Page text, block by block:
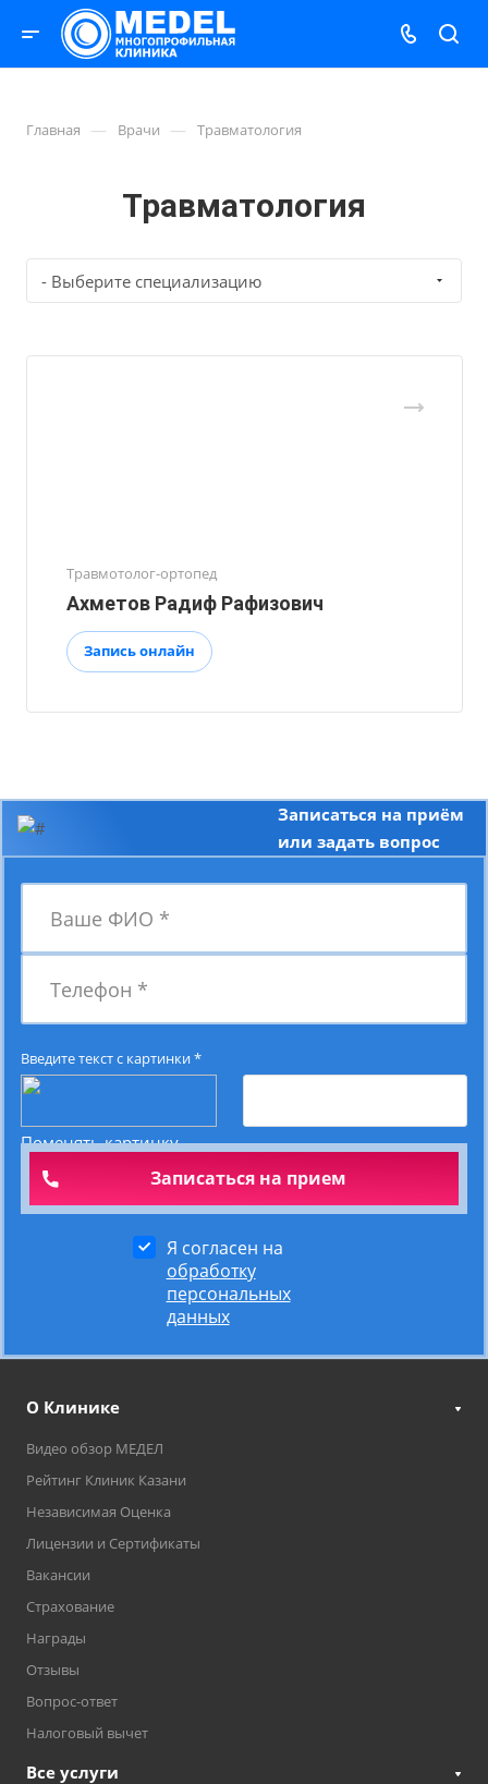
Главная — Врачи — Травматология
Травматология
- Выберите специализацию
Травмотолог-ортопед
Ахметов Радиф Рафизович
Запись онлайн
Записаться на приём
или задать вопрос
Ваше ФИО *
Телефон *
Введите текст с картинки*
Поменять картинку
Я согласен на
обработку
персональных
данных
О Клинике
Видео обзор МЕДЕЛ
Рейтинг Клиник Казани
Независимая Оценка
Лицензии и Сертификаты
Вакансии
Страхование
Награды
Отзывы
Вопрос-ответ
Налоговый вычет
Все услуги